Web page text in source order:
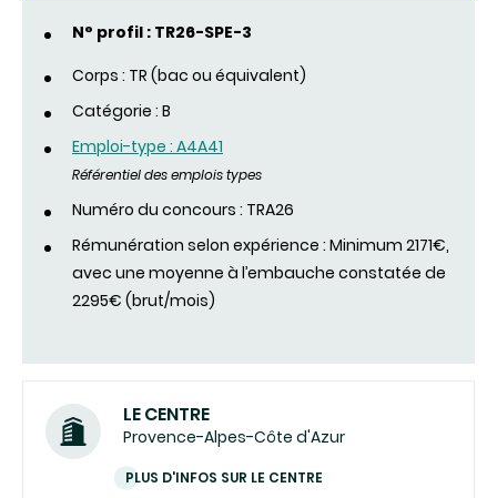
N° profil : TR26-SPE-3
Corps : TR (bac ou équivalent)
Catégorie : B
Emploi-type : A4A41
Référentiel des emplois types
Numéro du concours : TRA26
Rémunération selon expérience : Minimum 2171€,
avec une moyenne à l’embauche constatée de
2295€ (brut/mois)
LE CENTRE
Provence-Alpes-Côte d'Azur
PLUS D'INFOS SUR LE CENTRE